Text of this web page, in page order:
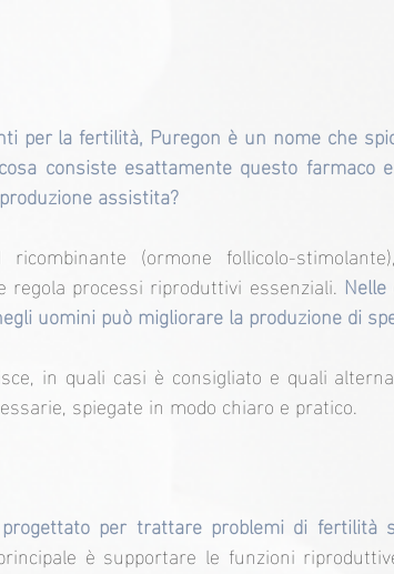
per la fertilità, Puregon è un nome che
consiste esattamente questo farmaco
assistita?
ricombinante (ormone follicolo-
regola processi riproduttivi essenziali.
uomini può migliorare la produzione di
in quali casi è consigliato e quali
spiegate in modo chiaro e pratico.
per trattare problemi di fertilità
è supportare le funzioni